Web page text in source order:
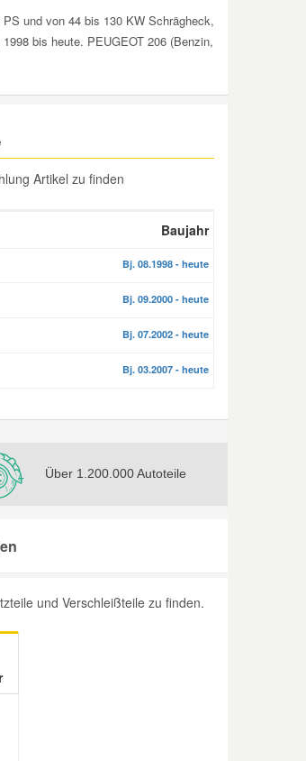
und von 44 bis 130 KW Schrägheck,
bis heute. PEUGEOT 206 (Benzin,
Artikel zu finden
Baujahr
Bj. 08.1998 - heute
Bj. 09.2000 - heute
Bj. 07.2002 - heute
Bj. 03.2007 - heute
Über 1.200.000 Autoteile
und Verschleißteile zu finden.